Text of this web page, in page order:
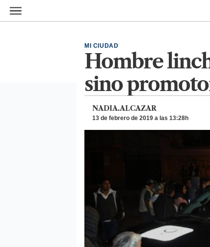
Ir al contenido principal
Hombre
sino
MI CIUDAD
NADIA.ALCAZAR
13 de febrero de 2019 a las 13:28h